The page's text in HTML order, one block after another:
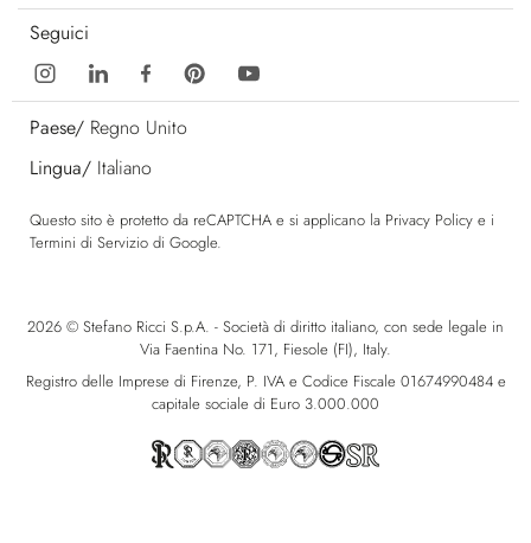
Seguici
Paese/ Regno Unito
Lingua/ Italiano
Questo sito è protetto da reCAPTCHA e si applicano la Privacy Policy e i
Termini di Servizio di Google.
2026 © Stefano Ricci S.p.A. - Società di diritto italiano, con sede legale in
Via Faentina No. 171, Fiesole (FI), Italy.
Registro delle Imprese di Firenze, P. IVA e Codice Fiscale 01674990484 e
capitale sociale di Euro 3.000.000